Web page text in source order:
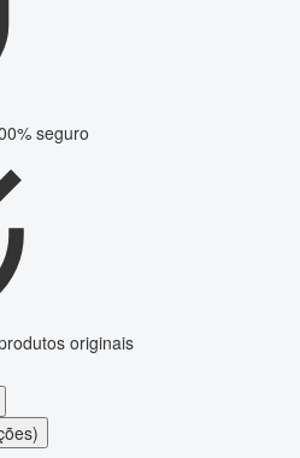
seguro
originais